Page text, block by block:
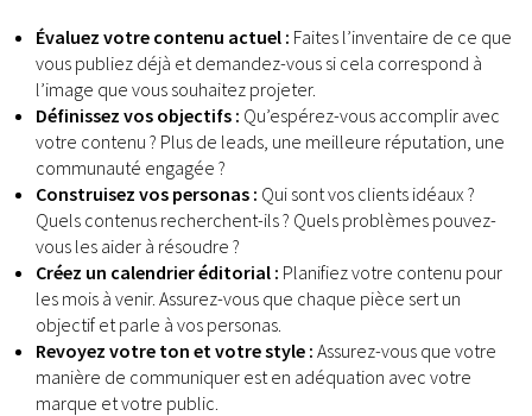
Évaluez votre contenu actuel : Faites l’inventaire de ce que
vous publiez déjà et demandez-vous si cela correspond à
l’image que vous souhaitez projeter.
Définissez vos objectifs : Qu’espérez-vous accomplir avec
votre contenu ? Plus de leads, une meilleure réputation, une
communauté engagée ?
Construisez vos personas : Qui sont vos clients idéaux ?
Quels contenus recherchent-ils ? Quels problèmes pouvez-
vous les aider à résoudre ?
Créez un calendrier éditorial : Planifiez votre contenu pour
les mois à venir. Assurez-vous que chaque pièce sert un
objectif et parle à vos personas.
Revoyez votre ton et votre style : Assurez-vous que votre
manière de communiquer est en adéquation avec votre
marque et votre public.